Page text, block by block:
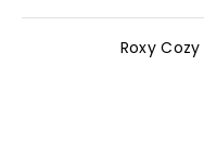
Roxy